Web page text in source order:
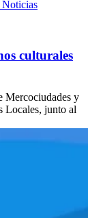
Noticias
culturales
Mercociudades y
Locales, junto al